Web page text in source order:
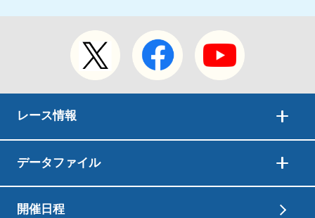
レース情報
データファイル
開催日程